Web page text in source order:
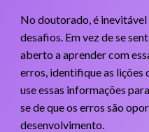
No doutorado, é
desafios. Em vez de se
aberto a aprender com
erros, identifique as lições
use essas informações
se de que os erros são
desenvolvimento.